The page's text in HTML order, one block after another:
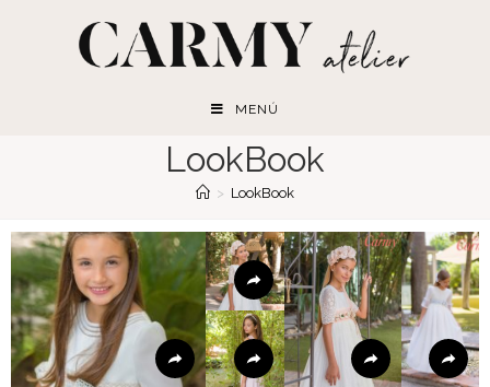
MENÚ
LookBook
> LookBook